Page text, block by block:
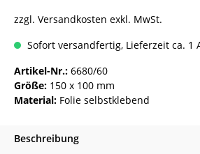
zzgl. Versandkosten exkl. MwSt.
Sofort versandfertig, Lieferzeit ca. 1
Artikel-Nr.: 6680/60
Größe: 150 x 100 mm
Material: Folie selbstklebend
Beschreibung